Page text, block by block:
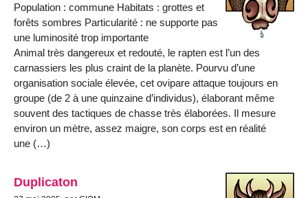
Population : commune Habitats : grottes et
forêts sombres Particularité : ne supporte pas
une luminosité trop importante
Animal très dangereux et redouté, le rapten est l’un des
carnassiers les plus craint de la planète. Pourvu d’une
organisation sociale élevée, cet ovipare attaque toujours en
groupe (de 2 à une quinzaine d’individus), élaborant même
souvent des tactiques de chasse très élaborées. Il mesure
environ un mètre, assez maigre, son corps est en réalité
une (…)
Duplicaton